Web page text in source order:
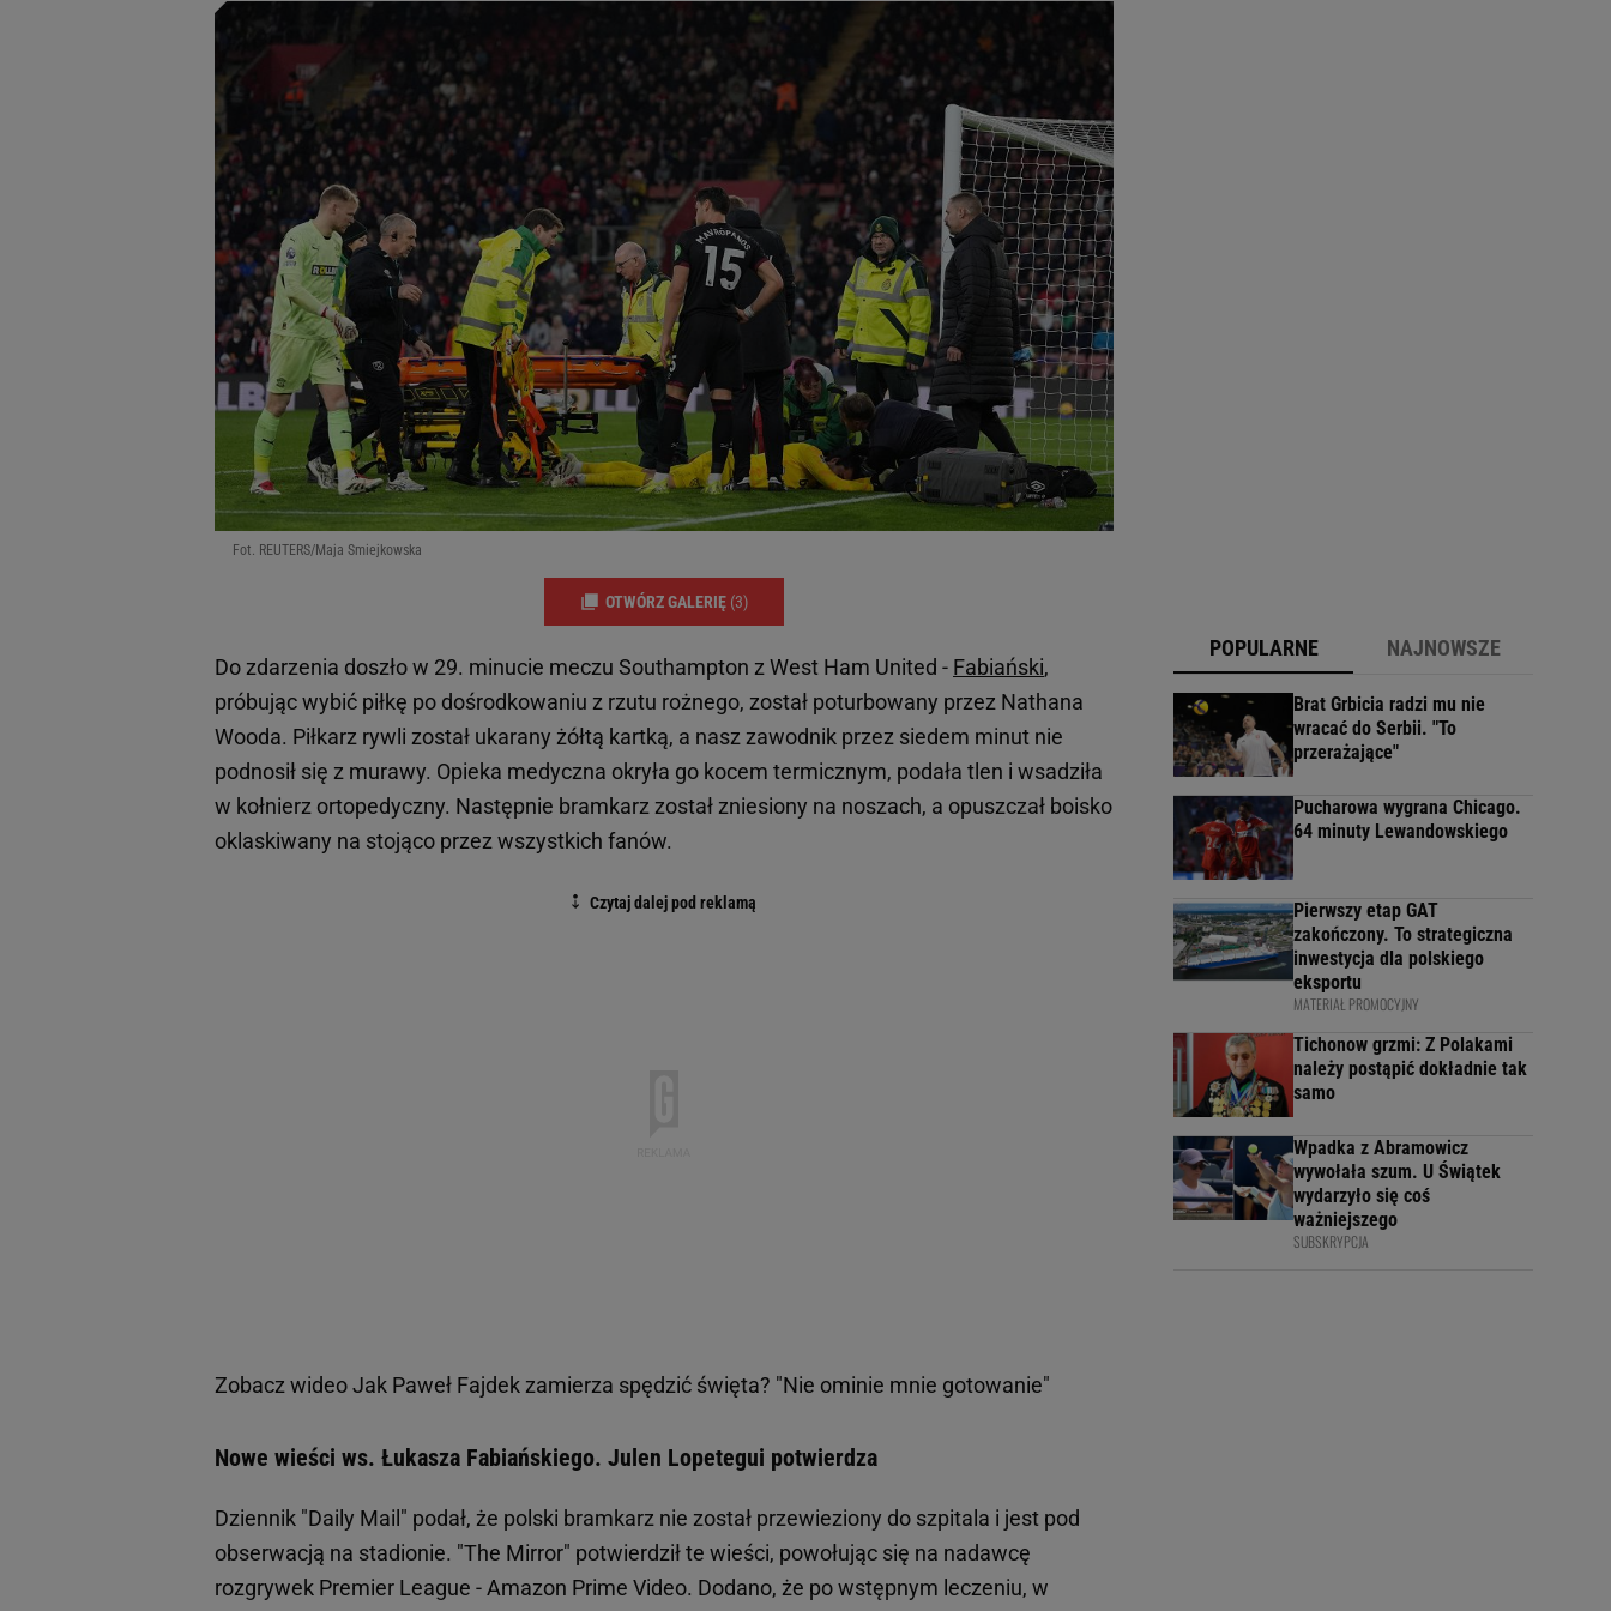
Fot. REUTERS/Maja Smiejkowska
OTWÓRZ GALERIĘ (3)
Do zdarzenia doszło w 29. minucie meczu Southampton z West Ham United - Fabiański,
próbując wybić piłkę po dośrodkowaniu z rzutu rożnego, został poturbowany przez Nathana
Wooda. Piłkarz rywli został ukarany żółtą kartką, a nasz zawodnik przez siedem minut nie
podnosił się z murawy. Opieka medyczna okryła go kocem termicznym, podała tlen i wsadziła
w kołnierz ortopedyczny. Następnie bramkarz został zniesiony na noszach, a opuszczał boisko
oklaskiwany na stojąco przez wszystkich fanów.
Zobacz wideoJak Paweł Fajdek zamierza spędzić święta? "Nie ominie mnie gotowanie"
Nowe wieści ws. Łukasza Fabiańskiego. Julen Lopetegui potwierdza
Dziennik "Daily Mail" podał, że polski bramkarz nie został przewieziony do szpitala i jest pod
obserwacją na stadionie. "The Mirror" potwierdził te wieści, powołując się na nadawcę
rozgrywek Premier League - Amazon Prime Video. Dodano, że po wstępnym leczeniu, w
POPULARNE NAJNOWSZE
Brat Grbicia radzi mu nie
wracać do Serbii. "To
przerażające"
Pucharowa wygrana Chicago.
64 minuty Lewandowskiego
Pierwszy etap GAT
zakończony. To strategiczna
inwestycja dla polskiego
eksportu
MATERIAŁ PROMOCYJNY
Tichonow grzmi: Z Polakami
należy postąpić dokładnie tak
samo
Wpadka z Abramowicz
wywołała szum. U Świątek
wydarzyło się coś
ważniejszego
SUBSKRYPCJA